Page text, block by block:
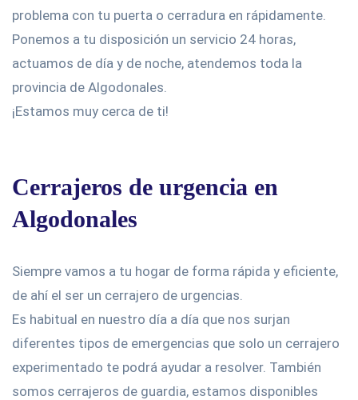
problema con tu puerta o cerradura en rápidamente.
Ponemos a tu disposición un servicio 24 horas,
actuamos de día y de noche, atendemos toda la
provincia de Algodonales.
¡Estamos muy cerca de ti!
Cerrajeros de urgencia en
Algodonales
Siempre vamos a tu hogar de forma rápida y eficiente,
de ahí el ser un cerrajero de urgencias.
Es habitual en nuestro día a día que nos surjan
diferentes tipos de emergencias que solo un cerrajero
experimentado te podrá ayudar a resolver. También
somos cerrajeros de guardia, estamos disponibles